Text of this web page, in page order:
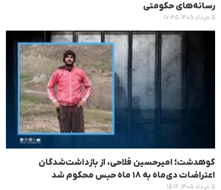
رسانه‌های حکومتی
۵ مرداد ۱۴۰۵، ۱۷:۴۵
کوهدشت؛ امیرحسین فلاحی، از بازداشت‌شدگان
اعتراضات دی‌ماه به ۱۸ ماه حبس محکوم شد
۵ مرداد ۱۴۰۵، ۱۵:۱۲